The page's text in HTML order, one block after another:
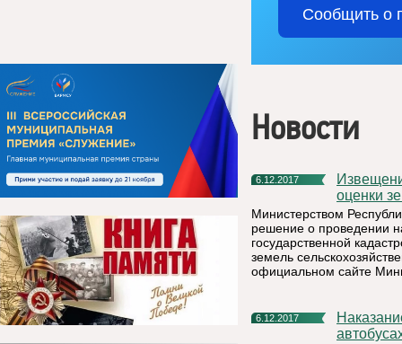
Сообщить о
Новости
6.12.2017
Извещение о проведении государственной кадастровой
оценки
Министерством
решение о проведении
государственной
земель
официальном сайте
6.12.2017
Наказание за нарушения правил перевозки детей в